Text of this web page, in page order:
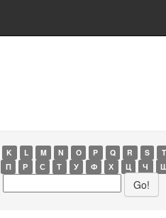
K L M N O P Q R S T
П Р С Т У Ф Х Ц Ч